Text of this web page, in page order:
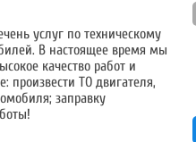
услуг по техническому
В настоящее время мы
качество работ и
ТО двигателя,
заправку